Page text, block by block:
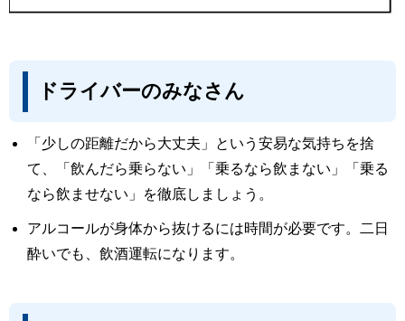
ドライバーのみなさん
「少しの距離だから大丈夫」という安易な気持ちを捨
て、「飲んだら乗らない」「乗るなら飲まない」「乗る
なら飲ませない」を徹底しましょう。
アルコールが身体から抜けるには時間が必要です。二日
酔いでも、飲酒運転になります。